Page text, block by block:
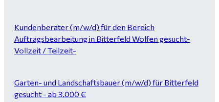
Kundenberater (m/w/d) für den Bereich
Auftragsbearbeitung in Bitterfeld Wolfen gesucht-
Vollzeit / Teilzeit-
Garten- und Landschaftsbauer (m/w/d) für Bitterfeld
gesucht - ab 3.000 €